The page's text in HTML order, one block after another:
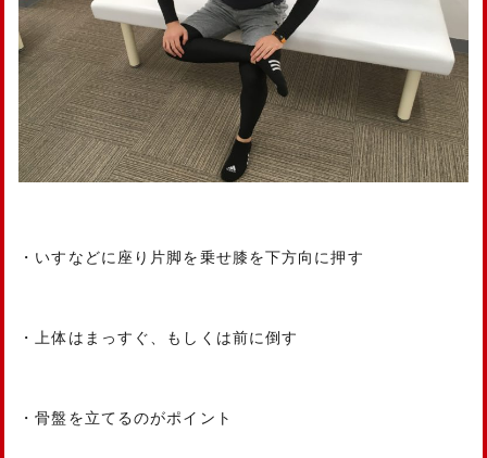
・いすなどに座り片脚を乗せ膝を下方向に押す
・上体はまっすぐ、もしくは前に倒す
・骨盤を立てるのがポイント